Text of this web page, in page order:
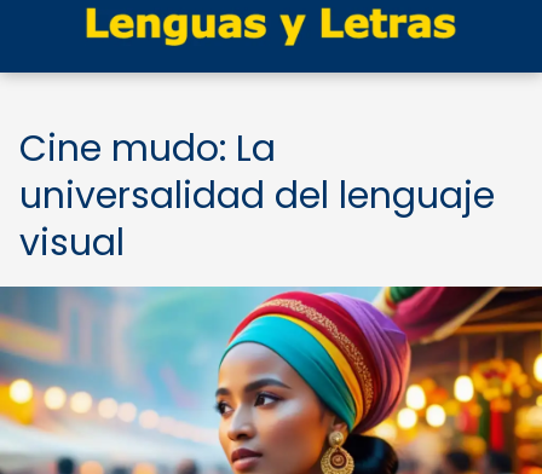
Cine mudo: La
universalidad del lenguaje
visual